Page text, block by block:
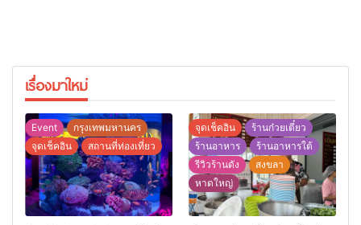
เรื่องมาใหม่
Event
กรุงเทพมหานคร
จุดเช็คอิน
สถานที่ท่องเที่ยว
จุดเช็คอิน
ร้านก๋วยเตี๋ยว
ร้านอาหาร
ร้านอาหารใต้
รีวิวร้านดัง
สงขลา
หาดใหญ่